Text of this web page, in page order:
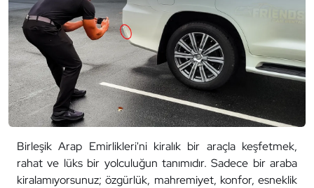
Birleşik Arap Emirlikleri'ni kiralık bir araçla keşfetmek,
rahat ve lüks bir yolculuğun tanımıdır. Sadece bir araba
kiralamıyorsunuz; özgürlük, mahremiyet, konfor, esneklik